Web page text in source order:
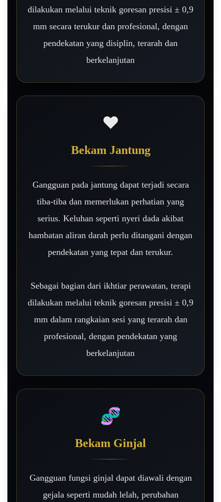
dilakukan melalui teknik goresan presisi ± 0,9
mm secara terukur dan profesional, dengan
pendekatan yang disiplin, terarah dan
berkelanjutan
❤️
Bekam Jantung
Gangguan pada jantung dapat terjadi secara
tiba-tiba dan memerlukan perhatian yang
serius. Keluhan seperti nyeri dada akibat
hambatan aliran darah perlu ditangani dengan
pendekatan yang tepat dan terukur.
Sebagai bagian dari ikhtiar perawatan, terapi
dilakukan melalui teknik goresan presisi ± 0,9
mm dalam rangkaian sesi yang terarah dan
profesional, dengan pendekatan yang
berkelanjutan
🧬
Bekam Ginjal
Gangguan fungsi ginjal dapat diawali dengan
gejala seperti mudah lelah, perubahan